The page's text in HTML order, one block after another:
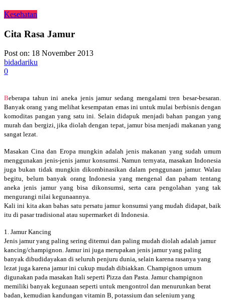
Kesehatan
Cita Rasa Jamur
Post on: 18 November 2013
bidadariku
0
Beberapa tahun ini aneka jenis jamur sedang mengalami tren besar-besaran.
Banyak orang yang melihat kesempatan emas ini untuk mulai berbisnis dengan
komoditas pangan yang satu ini. Selain didapuk menjadi bahan pangan yang
murah dan bergizi, jika diolah dengan tepat, jamur bisa menjadi makanan yang
sangat lezat.
Masakan Cina dan Eropa mungkin adalah jenis makanan yang sudah umum
menggunakan jenis-jenis jamur konsumsi. Namun ternyata, masakan Indonesia
juga bukan tidak mungkin dikombinasikan dalam penggunaan jamur. Walau
begitu, belum banyak orang Indonesia yang mengenal dan paham tentang
aneka jenis jamur yang bisa dikonsumsi, serta cara pengolahan yang tak
mengurangi nilai kegunaannya.
Kali ini kita akan bahas satu persatu jamur konsumsi yang mudah didapat, baik
itu di pasar tradisional atau supermarket di Indonesia.
1. Jamur Kancing
Jenis jamur yang paling sering ditemui dan paling mudah diolah adalah jamur
kancing/champignon. Jamur ini juga merupakan jenis jamur yang paling
banyak dibudidayakan di seluruh penjuru dunia, selain karena rasanya yang
lezat juga karena jamur ini cukup mudah dibiakkan. Champignon umum
digunakan pada masakan Itali seperti Pizza dan Pasta. Jamur champignon
memiliki banyak kegunaan seperti untuk mengontrol dan menurunkan berat
badan, kemudian kandungan vitamin B, potassium dan selenium yang